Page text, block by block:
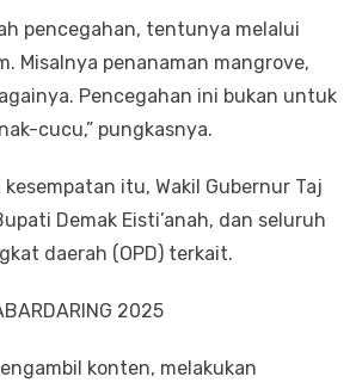
pencegahan, tentunya melalui
Misalnya penanaman mangrove,
Pencegahan ini bukan untuk
cucu,” pungkasnya.
itu, Wakil Gubernur Taj
Demak Eisti’anah, dan seluruh
daerah (OPD) terkait.
2025
konten, melakukan